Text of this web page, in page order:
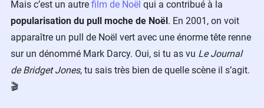
Mais c’est un autre film de Noël qui a contribué à la
popularisation du pull moche de Noël. En 2001, on voit
apparaître un pull de Noël vert avec une énorme tête renne
sur un dénommé Mark Darcy. Oui, si tu as vu Le Journal
de Bridget Jones, tu sais très bien de quelle scène il s’agit.
🎬